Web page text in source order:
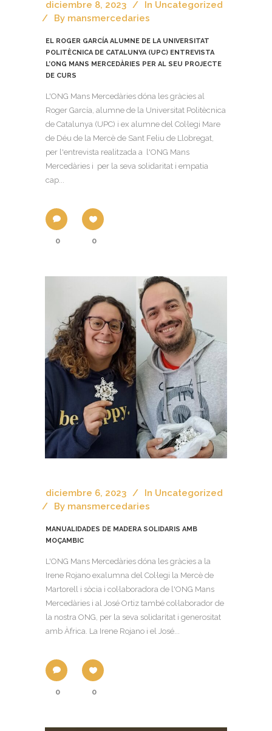
diciembre 8, 2023 In Uncategorized
By mansmercedaries
EL ROGER GARCÍA ALUMNE DE LA UNIVERSITAT
POLITÈCNICA DE CATALUNYA (UPC) ENTREVISTA
L’ONG MANS MERCEDÀRIES PER AL SEU PROJECTE
DE CURS
L'ONG Mans Mercedàries dóna les gràcies al
Roger García, alumne de la Universitat Politècnica
de Catalunya (UPC) i ex alumne del Col·legi Mare
de Déu de la Mercè de Sant Feliu de Llobregat,
per l'entrevista realitzada a l'ONG Mans
Mercedàries i per la seva solidaritat i empatia
cap...
0 0
diciembre 6, 2023 In Uncategorized
By mansmercedaries
MANUALIDADES DE MADERA SOLIDARIS AMB
MOÇAMBIC
L'ONG Mans Mercedàries dóna les gràcies a la
Irene Rojano exalumna del Col·legi la Mercè de
Martorell i sòcia i col·laboradora de l'ONG Mans
Mercedàries i al José Ortiz també col·laborador de
la nostra ONG, per la seva solidaritat i generositat
amb Àfrica. La Irene Rojano i el José...
0 0